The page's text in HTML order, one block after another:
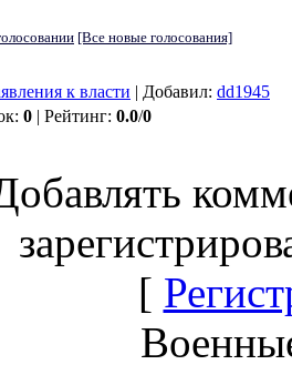
[Все новые голосования]
к власти | Добавил: dd1945
: 0 | Рейтинг: 0.0/0
[